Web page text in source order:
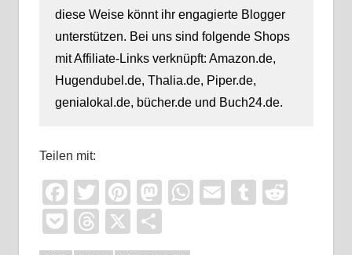
diese Weise könnt ihr engagierte Blogger
unterstützen. Bei uns sind folgende Shops
mit Affiliate-Links verknüpft: Amazon.de,
Hugendubel.de, Thalia.de, Piper.de,
genialokal.de, bücher.de und Buch24.de.
Teilen mit:
Facebook
TwitterPinterest
Mastodon
WhatsApp
EmailTumblr
PocketThreads
X